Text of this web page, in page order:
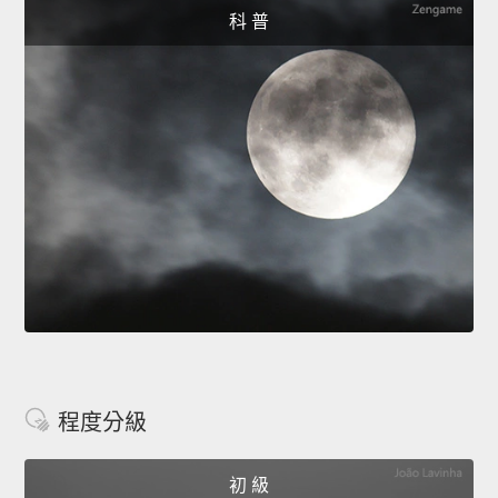
科 普
程度分級
初 級